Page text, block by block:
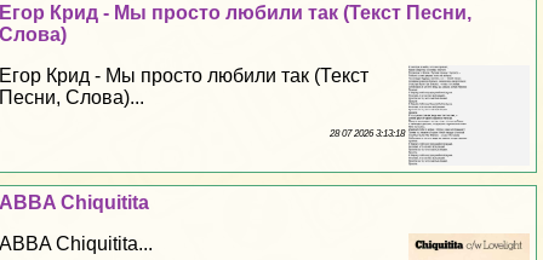
Егор Крид - Мы просто любили так (Текст Песни,
Слова)
Егор Крид - Мы просто любили так (Текст
Песни, Слова)...
28 07 2026 3:13:18
ABBA Chiquitita
ABBA Chiquitita...